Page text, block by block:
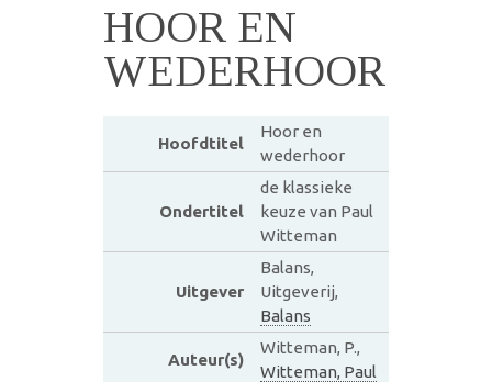
HOOR EN
WEDERHOOR
Hoofdtitel
Hoor en
wederhoor
Ondertitel
de klassieke
keuze van Paul
Witteman
Uitgever
Balans,
Uitgeverij,
Balans
Auteur(s)
Witteman, P.,
Witteman, Paul